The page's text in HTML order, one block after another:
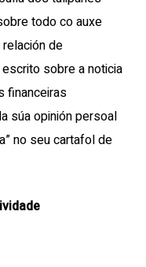
todo co auxe
de
sobre a noticia
financeiras
súa opinión persoal
no seu cartafol de